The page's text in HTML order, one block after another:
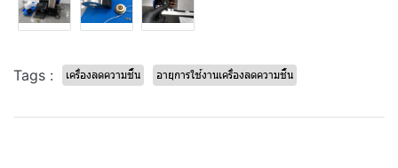
Tags : เครื่องลดความชื้น อายุการใช้งานเครื่องลดความชื้น